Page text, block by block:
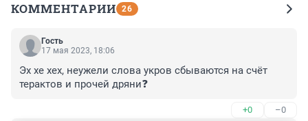
КОММЕНТАРИИ 26
Гость
17 мая 2023, 18:06
Эх хе хех, неужели слова укров сбываются на счёт
терактов и прочей дряни❓
+0 –0